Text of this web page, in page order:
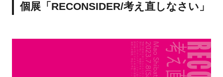
個展「RECONSIDER/考え直しなさい」